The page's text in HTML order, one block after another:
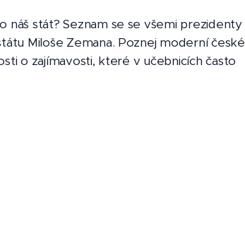
náš stát? Seznam se se všemi prezidenty
Miloše Zemana. Poznej moderní české
o zajímavosti, které v učebnicích často